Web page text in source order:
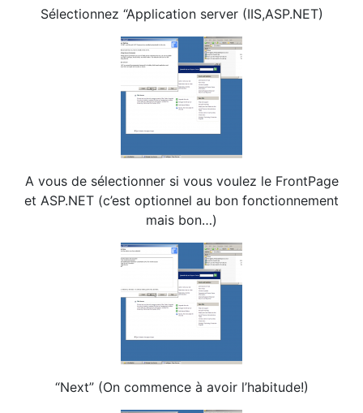
Sélectionnez “Application server (IIS,ASP.NET)
A vous de sélectionner si vous voulez le FrontPage
et ASP.NET (c’est optionnel au bon fonctionnement
mais bon…)
“Next” (On commence à avoir l’habitude!)